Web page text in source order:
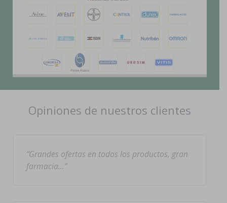
Opiniones de nuestros clientes
Grandes ofertas en todos los productos, gran
farmacia…